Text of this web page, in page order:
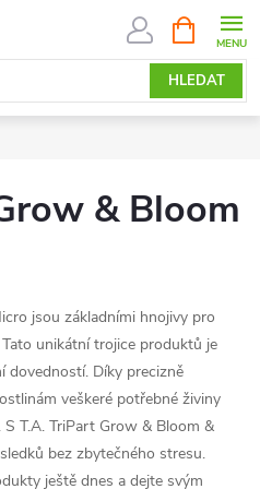
HLEDAT
NÁKUPNÍ
KOŠÍK
& Bloom
jsou základními hnojivy pro
unikátní trojice produktů je
dovedností. Díky precizně
veškeré potřebné živiny
T.A. TriPart Grow & Bloom &
bez zbytečného stresu.
ještě dnes a dejte svým